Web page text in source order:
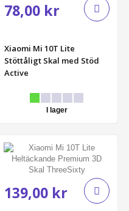
78,00 kr
Xiaomi Mi 10T Lite
Stöttåligt Skal med Stöd
Active
I lager
139,00 kr